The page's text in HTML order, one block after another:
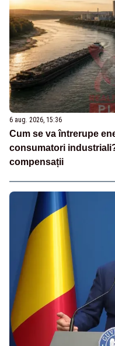
6 aug. 2026, 15:36
Cum se va întrerupe
consumatori
compensații